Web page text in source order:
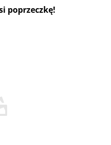
poprzeczkę!